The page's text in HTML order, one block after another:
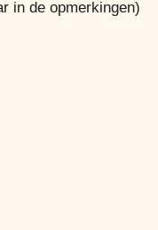
in de opmerkingen)